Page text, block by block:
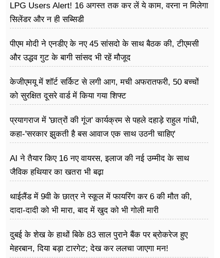
LPG Users Alert! 16 अगस्त तक कर लें ये काम, वरना न मिलेगा
सिलेंडर और न ही सब्सिडी
पीएम मोदी ने एनडीए के नए 45 सांसदो के साथ बैठक की, टीएमसी
और उद्धव गुट के बागी सांसद भी रहें मौजूद
केजीएमयू में शॉर्ट सर्किट से लगी आग, मची अफरातफरी, 50 बच्चों
को सुरक्षित दूसरे वार्ड में किया गया शिफ्ट
प्रयागराज में 'छात्रों की गूंज' कार्यक्रम से पहले दहाड़े राहुल गांधी,
कहा-'सरकार झुकती है बस आवाज एक साथ उठनी चाहिए'
AI ने तैयार किए 16 नए वायरस, इलाज की नई उम्मीद के साथ
जैविक हथियार का खतरा भी बढ़ा
थाईलैंड में 9वी के छात्र ने स्कूल में फायरिंग कर 6 की मौत की,
दादा-दादी को भी मारा, बाद में खुद को भी गोली मारी
दुबई के शेख के हाथों बिके 83 साल पुराने बैंक पर ब्रोकरेज हुए
मेहरबान, दिया बड़ा टारगेट; देख कर ललचा जाएगा मन!